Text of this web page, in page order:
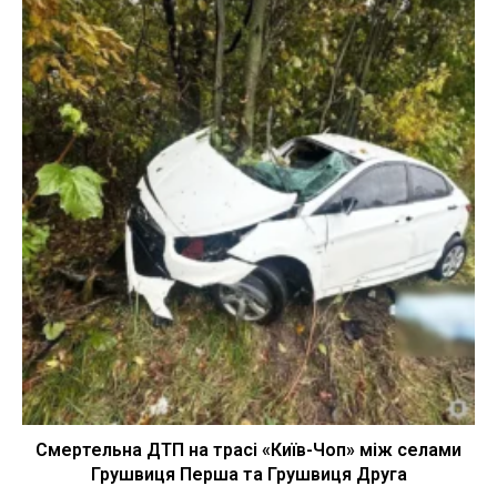
Смертельна ДТП на трасі «Київ-Чоп» між селами
Грушвиця Перша та Грушвиця Друга